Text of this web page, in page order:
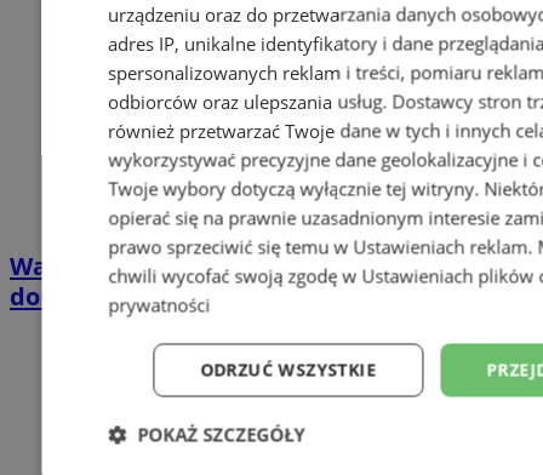
Wakacyjny wypoczynek nad Bałtykiem w
domkach Szmaragdowe Morze
urządzeniu oraz do przetwarzania danych
adres IP, unikalne identyfikatory i dane
spersonalizowanych reklam i treści, pomiaru
odbiorców oraz ulepszania usług. Dostawcy stron
również przetwarzać Twoje dane w tych i innych
wykorzystywać precyzyjne dane geolokalizacyjne i
Twoje wybory dotyczą wyłącznie tej witryny.
opierać się na prawnie uzasadnionym interesie
prawo sprzeciwić się temu w Ustawieniach reklam.
chwili wycofać swoją zgodę w Ustawieniach plików
prywatności
ODRZUĆ WSZYSTKIE
POKAŻ SZCZEGÓŁY